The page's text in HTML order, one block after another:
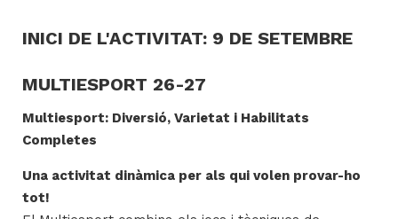
INICI DE L'ACTIVITAT: 9 DE SETEMBRE
MULTIESPORT 26-27
Multiesport: Diversió, Varietat i Habilitats
Completes
Una activitat dinàmica per als qui volen provar-ho
tot!